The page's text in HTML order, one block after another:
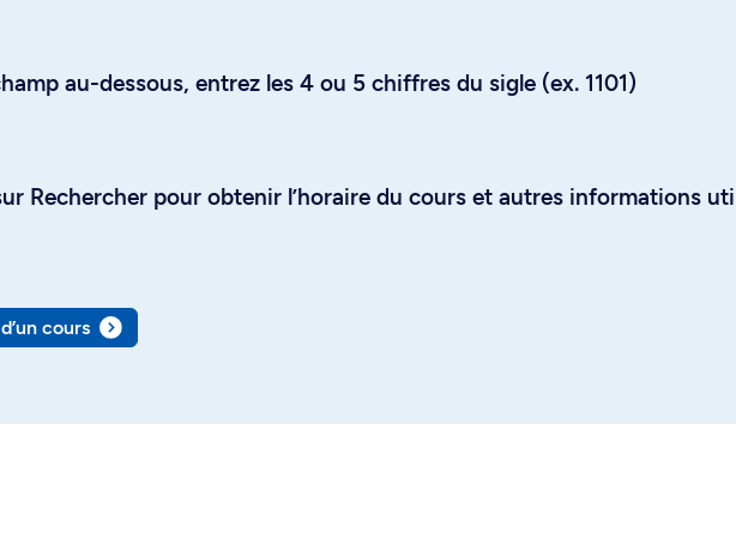
au-dessous, entrez les 4 ou 5 chiffres du sigle (ex. 1101)
Rechercher pour obtenir l’horaire du cours et autres informations
cours